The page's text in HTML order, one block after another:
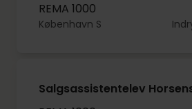
REMA 1000
København S
Salgsassistentelev